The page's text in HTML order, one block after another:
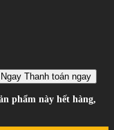
Thanh toán ngay
phẩm này hết hàng,